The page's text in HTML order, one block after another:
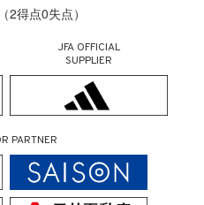
得点0失点）
JFA OFFICIAL
SUPPLIER
PARTNER